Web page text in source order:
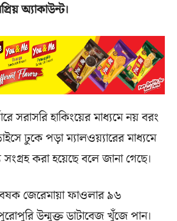
অ্যাকাউন্ট।
সরাসরি হাকিংয়ের মাধ্যমে নয় বরং
ঢুকে পড়া ম্যালওয়্যারের মাধ্যমে
করা হয়েছে বলে জানা গেছে।
জেরেমায়া ফাওলার ৯৬
উন্মুক্ত ডাটাবেজ খুঁজে পান।